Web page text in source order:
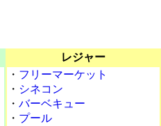
レジャー
・ フリーマーケット
・ シネコン
・ バーベキュー
・ プール